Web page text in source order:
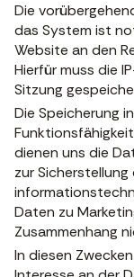
Die
das System ist
Website an den
Hierfür muss die
Sitzung
Die Speicherung
dienen uns die
zur
Daten zu
Zusammenhang
In diesen